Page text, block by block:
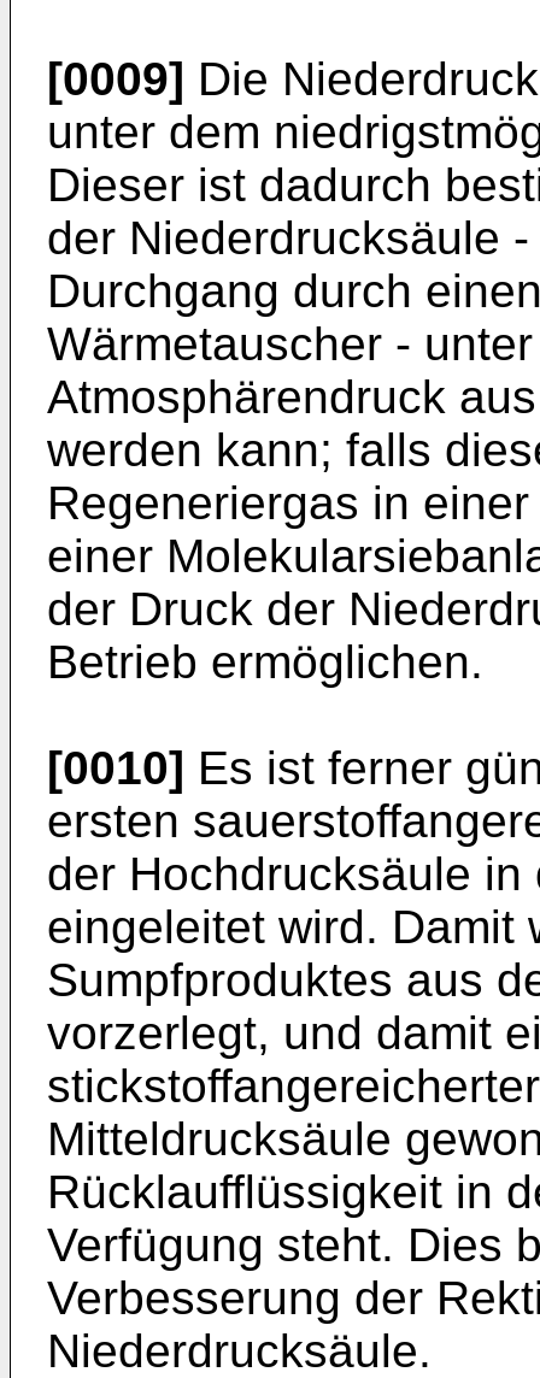
[0009] Die
unter dem
Dieser ist dadurch
der Niederdrucksäule
Durchgang durch
Wärmetauscher -
Atmosphärendruck
werden kann; falls
Regeneriergas in
einer
der Druck der
Betrieb ermöglichen.
[0010] Es ist ferner
ersten
der Hochdrucksäule
eingeleitet wird. Damit
Sumpfproduktes aus
vorzerlegt, und damit
Mitteldrucksäule
Rücklaufflüssigkeit in
Verfügung steht. Dies
Verbesserung der
Niederdrucksäule.